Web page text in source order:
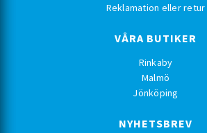
Reklamation eller retur
VÅRA BUTIKER
Rinkaby
Malmö
Jönköping
NYHETSBREV